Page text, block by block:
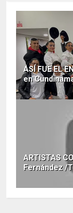
ASÍ FUE EL
en
ARTISTAS
Fernández /